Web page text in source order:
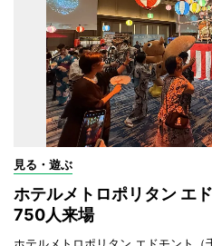
見る・遊ぶ
ホテルメトロポリタン エ
750人来場